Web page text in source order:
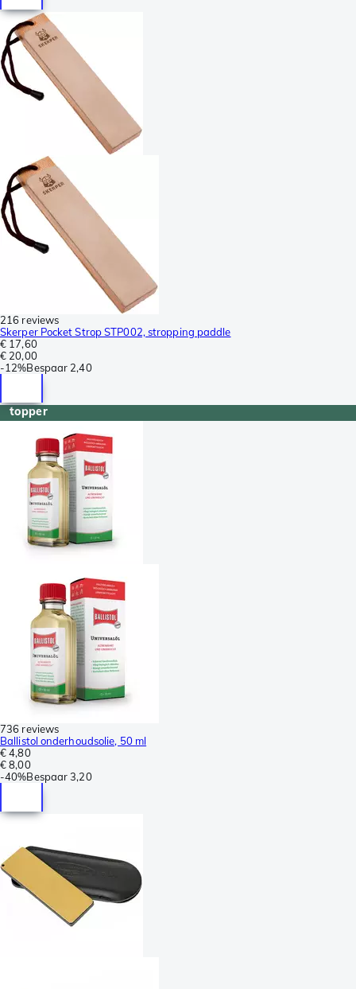
216 reviews
Skerper Pocket Strop STP002, stropping paddle
€ 17,60
€ 20,00
-12%Bespaar 2,40
topper
736 reviews
Ballistol onderhoudsolie, 50 ml
€ 4,80
€ 8,00
-40%Bespaar 3,20